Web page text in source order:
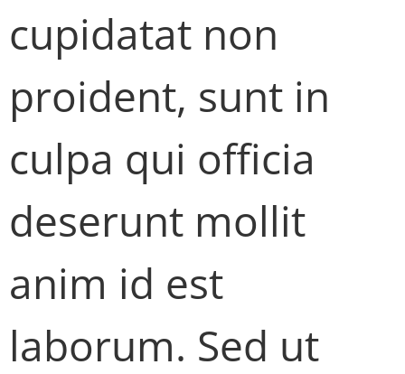
cupidatat non
proident, sunt in
culpa qui officia
deserunt mollit
anim id est
laborum. Sed ut